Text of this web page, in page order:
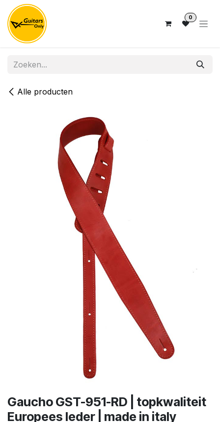
Overslaan naar inhoud
0
Alle producten
Gaucho GST-951-RD | topkwaliteit
Europees leder | made in italy